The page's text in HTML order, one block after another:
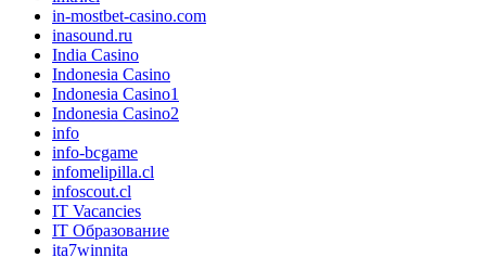
in-mostbet-casino.com
inasound.ru
India Casino
Indonesia Casino
Indonesia Casino1
Indonesia Casino2
info
info-bcgame
infomelipilla.cl
infoscout.cl
IT Vacancies
IT Образование
ita7winnita